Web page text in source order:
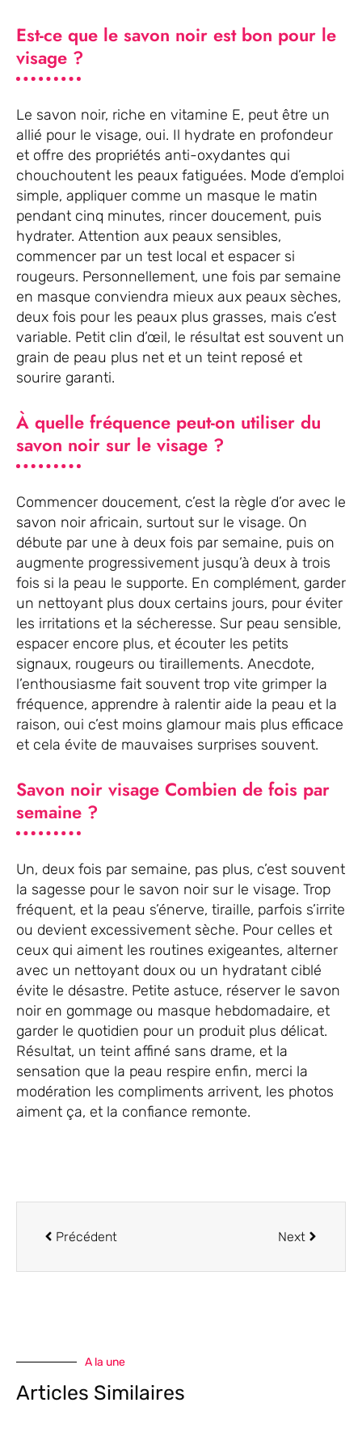
Est-ce que le savon noir est bon pour le
visage ?
Le savon noir, riche en vitamine E, peut être un
allié pour le visage, oui. Il hydrate en profondeur
et offre des propriétés anti-oxydantes qui
chouchoutent les peaux fatiguées. Mode d’emploi
simple, appliquer comme un masque le matin
pendant cinq minutes, rincer doucement, puis
hydrater. Attention aux peaux sensibles,
commencer par un test local et espacer si
rougeurs. Personnellement, une fois par semaine
en masque conviendra mieux aux peaux sèches,
deux fois pour les peaux plus grasses, mais c’est
variable. Petit clin d’œil, le résultat est souvent un
grain de peau plus net et un teint reposé et
sourire garanti.
À quelle fréquence peut-on utiliser du
savon noir sur le visage ?
Commencer doucement, c’est la règle d’or avec le
savon noir africain, surtout sur le visage. On
débute par une à deux fois par semaine, puis on
augmente progressivement jusqu’à deux à trois
fois si la peau le supporte. En complément, garder
un nettoyant plus doux certains jours, pour éviter
les irritations et la sécheresse. Sur peau sensible,
espacer encore plus, et écouter les petits
signaux, rougeurs ou tiraillements. Anecdote,
l’enthousiasme fait souvent trop vite grimper la
fréquence, apprendre à ralentir aide la peau et la
raison, oui c’est moins glamour mais plus efficace
et cela évite de mauvaises surprises souvent.
Savon noir visage Combien de fois par
semaine ?
Un, deux fois par semaine, pas plus, c’est souvent
la sagesse pour le savon noir sur le visage. Trop
fréquent, et la peau s’énerve, tiraille, parfois s’irrite
ou devient excessivement sèche. Pour celles et
ceux qui aiment les routines exigeantes, alterner
avec un nettoyant doux ou un hydratant ciblé
évite le désastre. Petite astuce, réserver le savon
noir en gommage ou masque hebdomadaire, et
garder le quotidien pour un produit plus délicat.
Résultat, un teint affiné sans drame, et la
sensation que la peau respire enfin, merci la
modération les compliments arrivent, les photos
aiment ça, et la confiance remonte.
Précédent Next
A la une
Articles Similaires